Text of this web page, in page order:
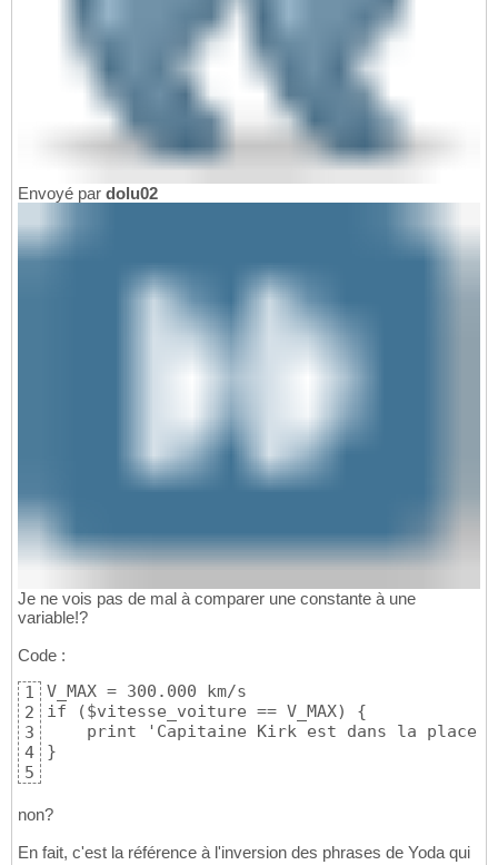
Envoyé par dolu02
Je ne vois pas de mal à comparer une constante à une
variable!?
Code :
1
2
3
4
5
V_MAX = 300.000 km/s
if ($vitesse_voiture == V_MAX) {
print 'Capitaine Kirk est dans la
}
non?
En fait, c'est la référence à l'inversion des phrases de Yoda qui